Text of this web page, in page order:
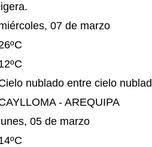
ligera.
07 de marzo
nublado entre cielo
- AREQUIPA
lunes, 05 de marzo